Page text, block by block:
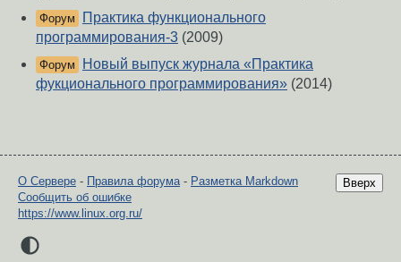
Форум
Практика функционального
программирования-3 (2009)
Форум
Новый выпуск журнала «Практика
фукционального программирования» (2014)
Вверх
О Сервере - Правила форума- Разметка Markdown
Сообщить об ошибке
https://www.linux.org.ru/